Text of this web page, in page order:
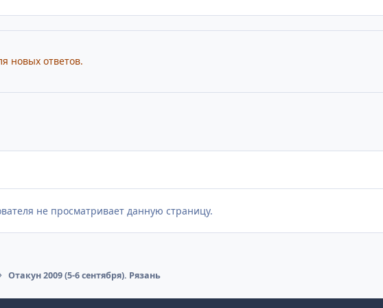
новых ответов.
не просматривает данную страницу.
Отакун 2009 (5-6 сентября). Рязань